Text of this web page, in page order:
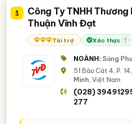
1
Công Ty TNHH Thương
Thuận Vĩnh Đạt
Tài trợ Xác thực ?
NGÀNH: Súng
51 Bàu Cát 4, P.
Minh , Việt Nam
(028)
277